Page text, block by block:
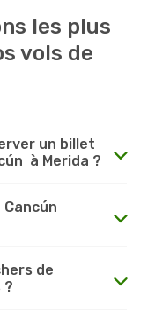
les plus
vols de
un billet
à Merida ?
de
?